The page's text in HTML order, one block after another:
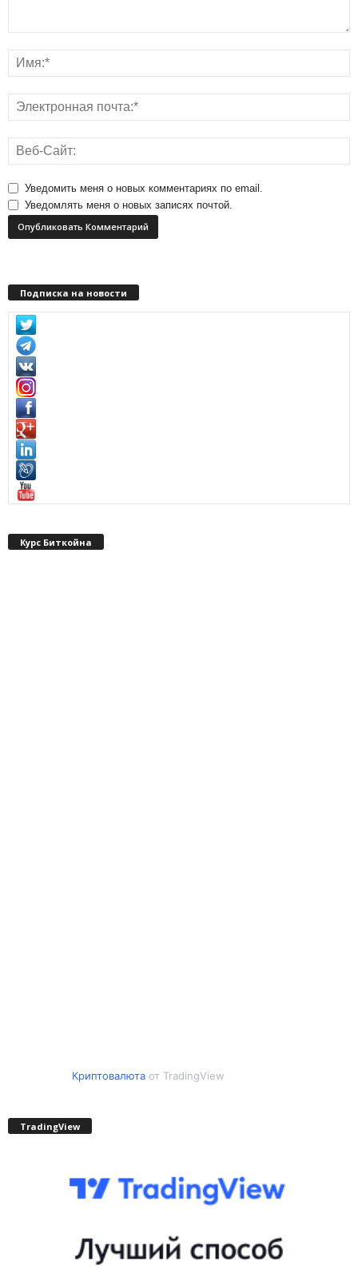
Уведомить меня о новых комментариях по email.
Уведомлять меня о новых записях почтой.
Подписка на новости
Курс Биткойна
Криптовалютаот TradingView
TradingView